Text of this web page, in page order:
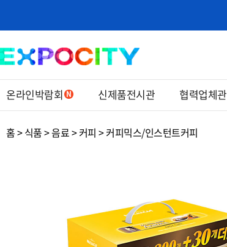
온라인박람회 신제품전시관 협력업체관
홈 > 식품 > 음료 > 커피 > 커피믹스/인스턴트커피